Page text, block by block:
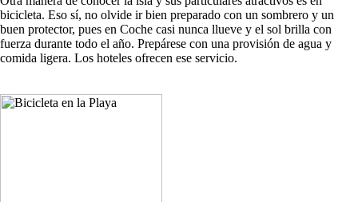
bicicleta. Eso sí, no olvide ir bien preparado con un sombrero y un
buen protector, pues en Coche casi nunca llueve y el sol brilla con
fuerza durante todo el año. Prepárese con una provisión de agua y
comida ligera. Los hoteles ofrecen ese servicio.